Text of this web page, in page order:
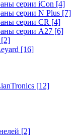
серии iCon [4]
серии N Plus [7]
серии CR [4]
серии А27 [6]
[2]
[16]
[12]
[2]